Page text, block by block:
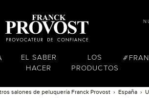
EL SABER
HACER
LOS
PRODUCTOS
salones de peluquería Franck Provost España